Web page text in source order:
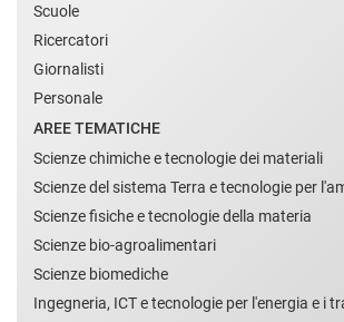
Scuole
Ricercatori
Giornalisti
Personale
AREE TEMATICHE
Scienze chimiche e tecnologie dei materiali
Scienze del sistema Terra e tecnologie per
Scienze fisiche e tecnologie della materia
Scienze bio-agroalimentari
Scienze biomediche
Ingegneria, ICT e tecnologie per l'energia e i